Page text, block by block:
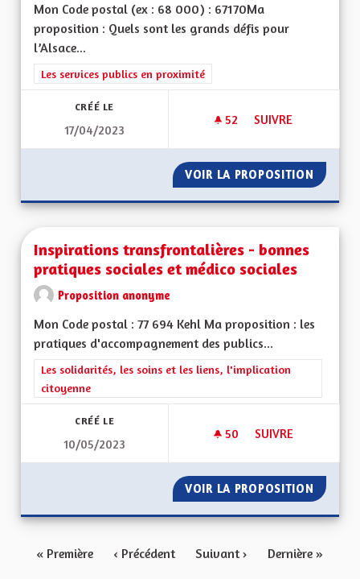
Mon Code postal (ex : 68 000) : 67170Ma
proposition : Quels sont les grands défis pour
l’Alsace...
Filtrer les résultats de la catégorie : Les services publics en
Les services publics en proximité
CRÉÉ LE
17/04/2023
52 52 ABONNÉS
SUIVRE
VOIR LA PROPOSITION
Inspirations transfrontalières - bonnes
pratiques sociales et médico sociales
Proposition anonyme
Mon Code postal : 77 694 Kehl Ma proposition : les
pratiques d'accompagnement des publics...
Filtrer les résultats de la catégorie : Les solidarités, les soins
Les solidarités, les soins et les liens, l'implication
citoyenne
CRÉÉ LE
10/05/2023
50 50 ABONNÉS
SUIVRE
VOIR LA PROPOSITION
« Première ‹ Précédent Suivant › Dernière »